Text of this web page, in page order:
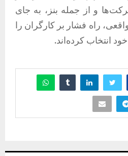
و از جمله بنز، به جای
راه فشار بر کارگران را
انتخاب کرده‌اند.